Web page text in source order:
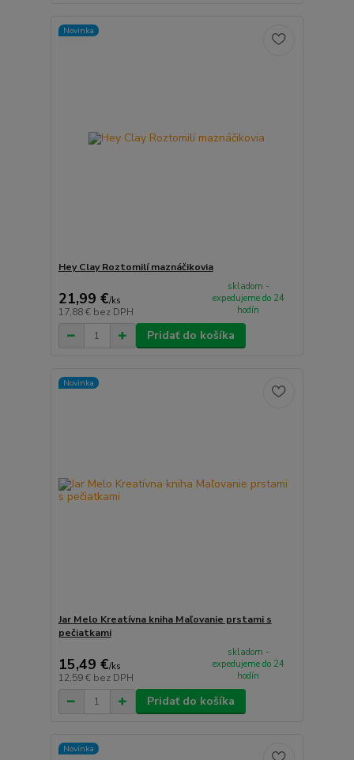
Novinka
Hey Clay Roztomilí maznáčikovia
21,99 €/ks
17,88 € bez DPH
skladom -
expedujeme do 24
hodín
Pridať do košíka
Novinka
Jar Melo Kreatívna kniha Maľovanie prstami s
pečiatkami
15,49 €/ks
12,59 € bez DPH
skladom -
expedujeme do 24
hodín
Pridať do košíka
Novinka